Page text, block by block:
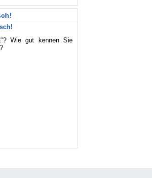
Wie gut kennen Sie